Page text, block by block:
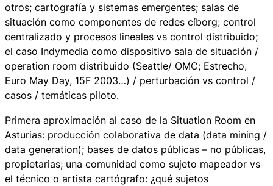
otros; cartografía y sistemas emergentes; salas de
situación como componentes de redes cíborg; control
centralizado y procesos lineales vs control distribuido;
el caso Indymedia como dispositivo sala de situación /
operation room distribuido (Seattle/ OMC; Estrecho,
Euro May Day, 15F 2003…) / perturbación vs control /
casos / temáticas piloto.
Primera aproximación al caso de la Situation Room en
Asturias: producción colaborativa de data (data mining /
data generation); bases de datos públicas – no públicas,
propietarias; una comunidad como sujeto mapeador vs
el técnico o artista cartógrafo: ¿qué sujetos